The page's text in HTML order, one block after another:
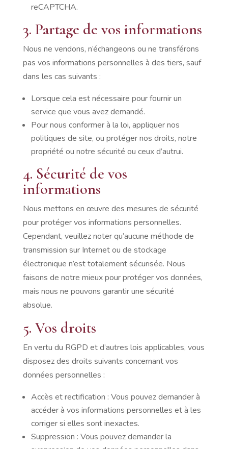
reCAPTCHA.
3. Partage de vos informations
Nous ne vendons, n’échangeons ou ne transférons
pas vos informations personnelles à des tiers, sauf
dans les cas suivants :
Lorsque cela est nécessaire pour fournir un
service que vous avez demandé.
Pour nous conformer à la loi, appliquer nos
politiques de site, ou protéger nos droits, notre
propriété ou notre sécurité ou ceux d’autrui.
4. Sécurité de vos
informations
Nous mettons en œuvre des mesures de sécurité
pour protéger vos informations personnelles.
Cependant, veuillez noter qu’aucune méthode de
transmission sur Internet ou de stockage
électronique n’est totalement sécurisée. Nous
faisons de notre mieux pour protéger vos données,
mais nous ne pouvons garantir une sécurité
absolue.
5. Vos droits
En vertu du RGPD et d’autres lois applicables, vous
disposez des droits suivants concernant vos
données personnelles :
Accès et rectification : Vous pouvez demander à
accéder à vos informations personnelles et à les
corriger si elles sont inexactes.
Suppression : Vous pouvez demander la